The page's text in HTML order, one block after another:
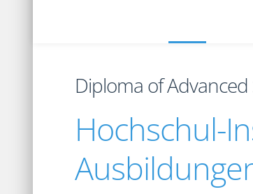
Diploma of
Hochschul-